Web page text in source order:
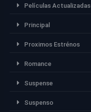
Películas Actualizadas
Principal
Proximos Estrénos
Romance
Suspense
Suspenso